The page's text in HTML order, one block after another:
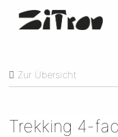
Zur Übersicht
Trekking 4-